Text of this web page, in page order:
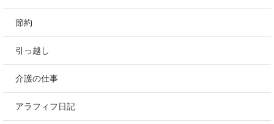
節約
引っ越し
介護の仕事
アラフィフ日記